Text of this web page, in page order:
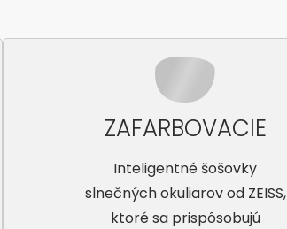
ZAFARBOVACIE
Inteligentné šošovky
slnečných okuliarov od ZEISS,
ktoré sa prispôsobujú